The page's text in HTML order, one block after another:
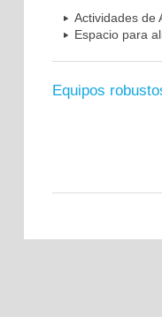
Actividades de
Espacio para
Equipos